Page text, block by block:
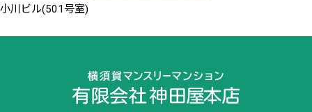
小川ビル(501号室)